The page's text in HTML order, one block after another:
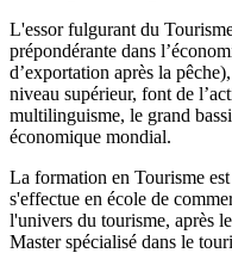
L'essor fulgurant du
prépondérante dans
d’exportation après la
niveau supérieur, font de
multilinguisme, le grand
économique mondial.
La formation en Tourisme
s'effectue en école de
l'univers du tourisme, après
Master spécialisé dans le